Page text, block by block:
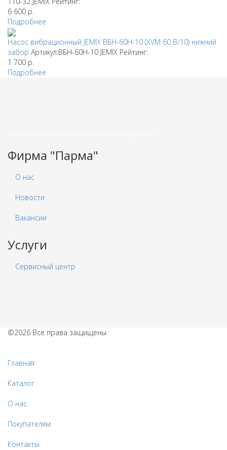
6 600 р.
Подробнее
Насос вибрационный JEMIX ВБН-60Н-10 (XVM 60 В/10) нижний
забор Артикул:ВБН-60Н-10 JEMIX Рейтинг:
1 700 р.
Подробнее
Фирма "Парма"
О нас
Новости
Вакансии
Услуги
Сервисный центр
©2026 Все права защищены
Главная
Каталог
О нас
Покупателям
Контакты